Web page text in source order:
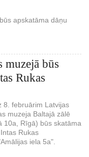
apskatāma dāņu
muzejā būs
Rukas
8. februārim Latvijas
muzeja Baltajā zālē
10a, Rīgā) būs skatāma
Rukas
iela 5a".